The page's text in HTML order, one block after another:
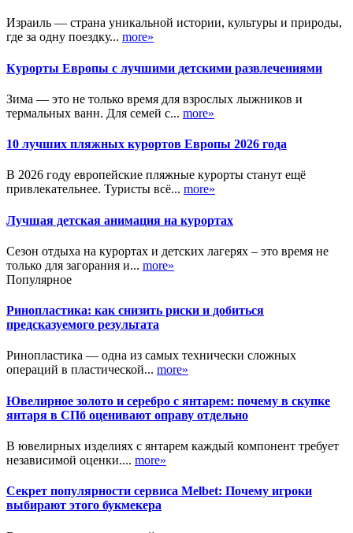
Израиль — страна уникальной истории, культуры и природы,
где за одну поездку... more»
Курорты Европы с лучшими детскими развлечениями
Зима — это не только время для взрослых лыжников и
термальных ванн. Для семей с... more»
10 лучших пляжных курортов Европы 2026 года
В 2026 году европейские пляжные курорты станут ещё
привлекательнее. Туристы всё... more»
Лучшая детская анимация на курортах
Сезон отдыха на курортах и детских лагерях – это время не
только для загорания и... more»
Популярное
Ринопластика: как снизить риски и добиться
предсказуемого результата
Ринопластика — одна из самых технически сложных
операций в пластической... more»
Ювелирное золото и серебро с янтарем: почему в скупке
янтаря в СПб оценивают оправу отдельно
В ювелирных изделиях с янтарем каждый компонент требует
независимой оценки.... more»
Секрет популярности сервиса Melbet: Почему игроки
выбирают этого букмекера